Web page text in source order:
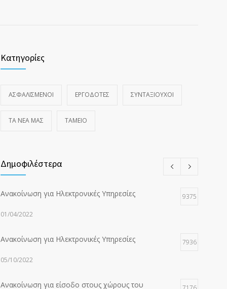
Κατηγορίες
ΑΣΦΑΛΙΣΜΕΝΟΙ ΕΡΓΟΔΟΤΕΣ ΣΥΝΤΑΞΙΟΥΧΟΙ
ΤΑ ΝΈΑ ΜΑΣ ΤΑΜΕΙΟ
Δημοφιλέστερα
Ανακοίνωση για Ηλεκτρονικές Υπηρεσίες 9375
01/04/2022
Ανακοίνωση για Ηλεκτρονικές Υπηρεσίες 7936
05/10/2022
Ανακοίνωση για είσοδο στους χώρους του